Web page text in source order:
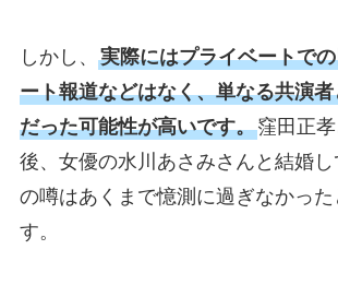
しかし、 実際にはプライベートで
ート報道などはなく、単なる共演
だった可能性が高いです。窪田正
後、女優の水川あさみさんと結婚
の噂はあくまで憶測に過ぎなかった
す。